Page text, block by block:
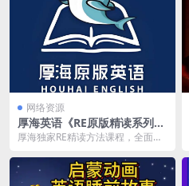
网络资源
厚海英语《RE原版精读系列课
程》
厚海独家RE精读方法课程，全面提
阶英语。